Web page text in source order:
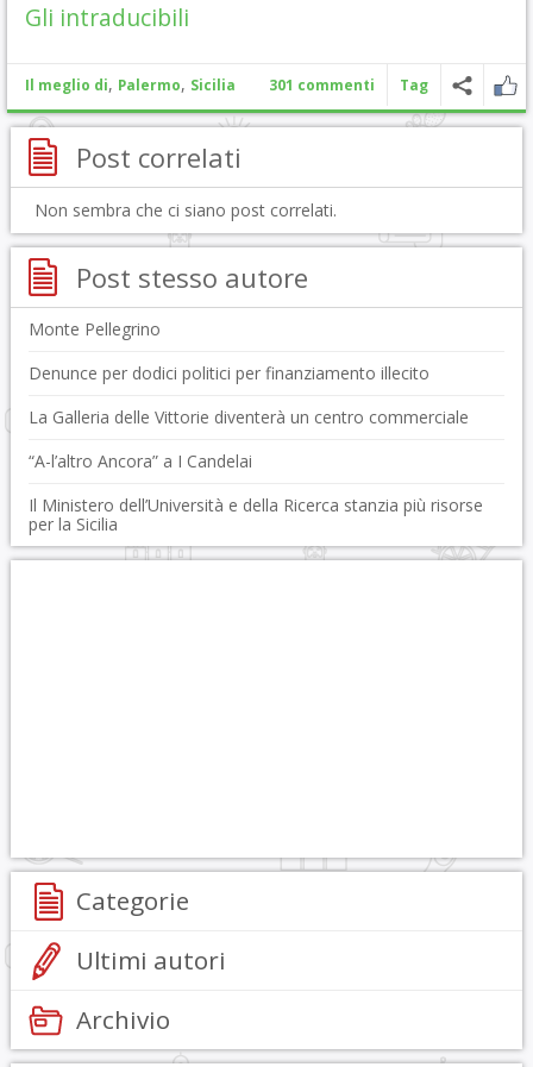
Gli intraducibili
Il meglio di, Palermo, Sicilia 301 commenti Tag
Post correlati
Non sembra che ci siano post correlati.
Post stesso autore
Monte Pellegrino
Denunce per dodici politici per finanziamento illecito
La Galleria delle Vittorie diventerà un centro commerciale
“A-l’altro Ancora” a I Candelai
Il Ministero dell’Università e della Ricerca stanzia più risorse
per la Sicilia
Categorie
Ultimi autori
Archivio